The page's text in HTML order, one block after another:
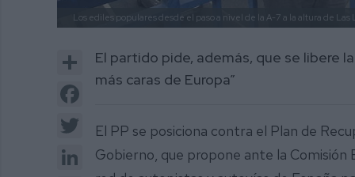
Los ediles populares desde el paso a nivel de la A-7 a la altura de Las
Share
Facebook
LinkedIn
El partido pide, además, que se libere
más caras de Europa”
El PP se posiciona contra el Plan de
Gobierno, que propone ante la Comisión